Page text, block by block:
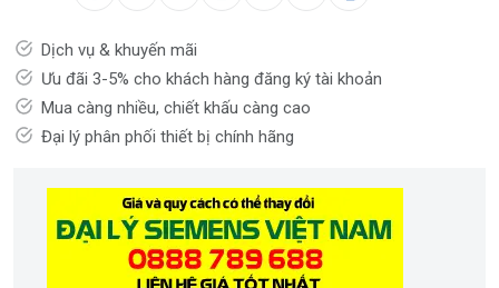
Dịch vụ & khuyến mãi
Ưu đãi 3-5% cho khách hàng đăng ký tài khoản
Mua càng nhiều, chiết khấu càng cao
Đại lý phân phối thiết bị chính hãng